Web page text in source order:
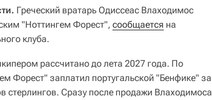
Греческий вратарь Одиссеас Влаходимос
"Ноттингем Форест", сообщается на
клуба.
рассчитано до лета 2027 года. По
Форест" заплатил португальской "Бенфике" за
стерлингов. Сразу после продажи Влаходимоса